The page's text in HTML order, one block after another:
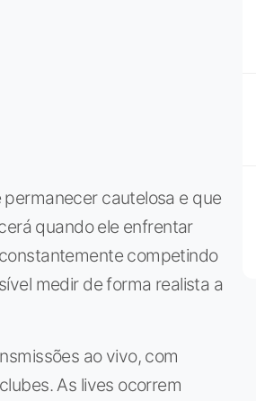
cautelosa e que
quando ele enfrentar
competindo
medir de forma realista a
ao vivo, com
As lives ocorrem